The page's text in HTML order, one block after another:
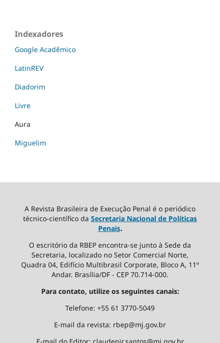
Indexadores
Google Acadêmico
LatinREV
Diadorim
Livre
Aura
Miguelim
A Revista Brasileira de Execução Penal é o periódico
técnico-científico da Secretaria Nacional de Políticas
Penais.
O escritório da RBEP encontra-se junto à Sede da
Secretaria, localizado no Setor Comercial Norte,
Quadra 04, Edifício Multibrasil Corporate, Bloco A, 11º
Andar. Brasília/DF - CEP 70.714-000.
Para contato, utilize os seguintes canais:
Telefone: +55 61 3770-5049
E-mail da revista: rbep@mj.gov.br